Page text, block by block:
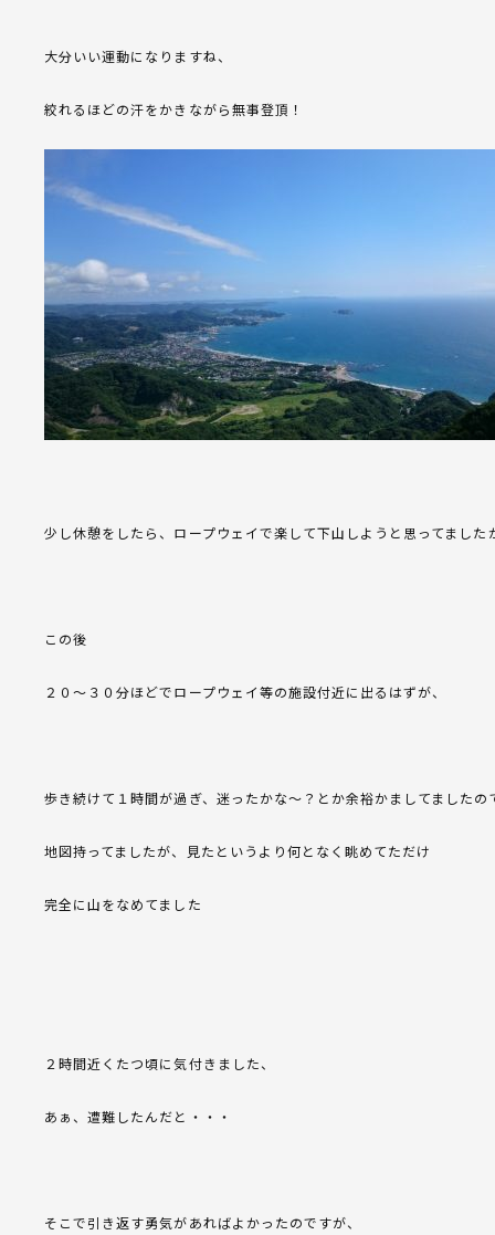
大分いい運動になりますね、
絞れるほどの汗をかきながら無事登頂！
少し休憩をしたら、ロープウェイで楽して下山しようと思ってました
この後
２０～３０分ほどでロープウェイ等の施設付近に出るはずが、
歩き続けて１時間が過ぎ、迷ったかな～？とか余裕かましてましたの
地図持ってましたが、見たというより何となく眺めてただけ
完全に山をなめてました
２時間近くたつ頃に気付きました、
あぁ、遭難したんだと・・・
そこで引き返す勇気があればよかったのですが、